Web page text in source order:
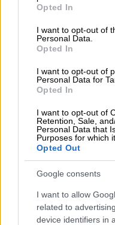
use your data for below
consent section.
Opted In
I want to opt-out of
Personal Data.
Opted In
I want to opt-out of
Personal Data for
Opted In
I want to opt-out of
Retention, Sale,
Personal Data that
Purposes for which
Opted Out
Google consents
I want to allow
related to
device identifiers in
Αφορά σε προσθήκη
χώρου αναμονής
πτήσεων στο
βόρειο άκρο των
κίνηση των
αεροδρόμιο. Η
αίσθηση της
σε 2 αρχές
και
της
αρχιτεκτονικής.